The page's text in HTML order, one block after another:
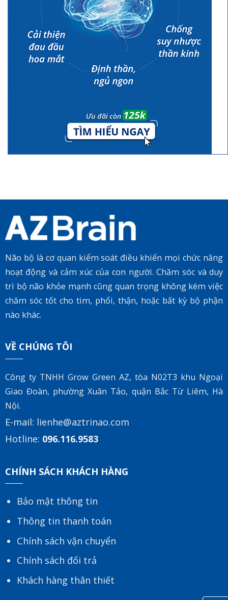
Não bộ là cơ quan kiểm soát điều khiển mọi chức năng
hoạt động và cảm xúc của con người. Chăm sóc và duy
trì bộ não khỏe mạnh cũng quan trọng không kém việc
chăm sóc tốt cho tim, phổi, thận, hoặc bất kỳ bộ phận
nào khác.
VỀ CHÚNG TÔI
Công ty TNHH Grow Green AZ, tòa N02T3 khu Ngoại
Giao Đoàn, phường Xuân Tảo, quận Bắc Từ Liêm, Hà
Nội.
E-mail: lienhe@aztrinao.com
Hotline: 096.116.9583
CHÍNH SÁCH KHÁCH HÀNG
Bảo mật thông tin
Thông tin thanh toán
Chính sách vận chuyển
Chính sách đổi trả
Khách hàng thân thiết